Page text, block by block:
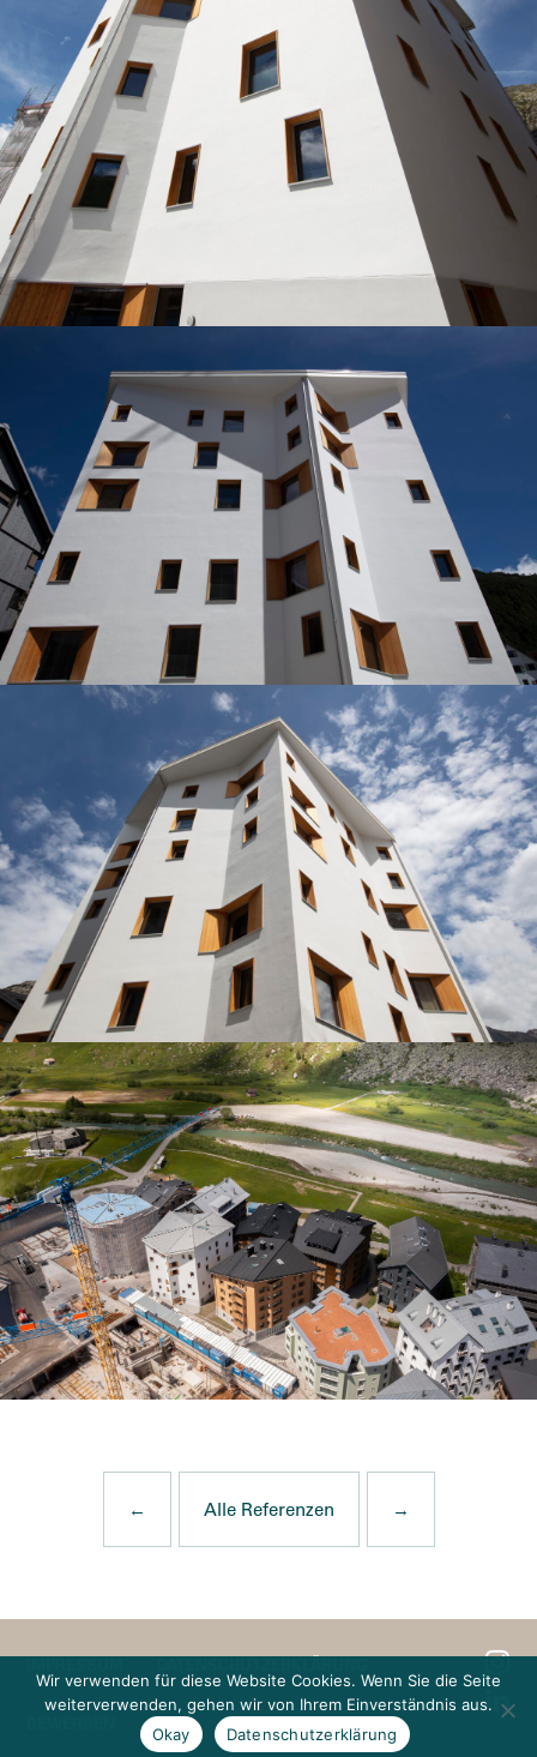
← Alle Referenzen →
Wir verwenden für diese Website Cookies. Wenn Sie die Seite
weiterverwenden, gehen wir von Ihrem Einverständnis aus.
Okay
Datenschutzerklärung